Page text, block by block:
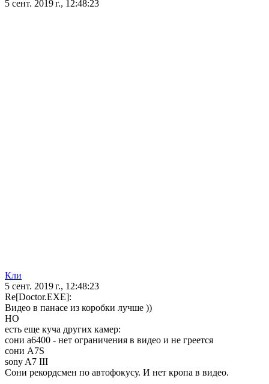
5 сент. 2019 г., 12:48:23
Кли
5 сент. 2019 г., 12:48:23
Re[Doctor.EXE]:
Видео в панасе из коробки лучше ))
НО
есть еще куча других камер:
сони а6400 - нет ограничения в видео и не греется
сони А7S
sony A7 III
Сони рекордсмен по автофокусу. И нет кропа в видео.